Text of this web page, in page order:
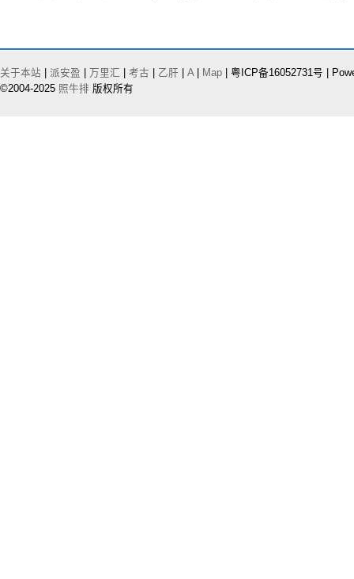
关于本站 派安盈 万里汇 考古 乙肝 A| Map | 粤ICP备16052731号 |
©2004-2025 照牛排 版权所有